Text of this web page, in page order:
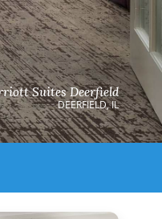
Suites Deerfield
DEERFIELD, IL